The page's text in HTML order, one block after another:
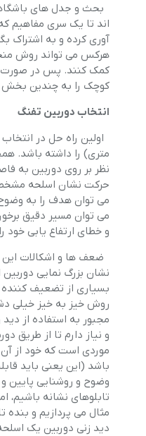
بحث و جدل های
اند تا یک سری مفاهیم
آوری کرده و به اشتراک
هرکس می تواند روش
کمک کنند. پس در صورت
کوچک را به چندین
انتخاب دوربین تفنگ
متری) را داشته باشد.
حرکت نشان اسلحه مشخص
می توان هدف را به وضوح
می توان مسیر دقیق
و خطای ارتفاع یابی
نشان بزرگ نمایی
روش خیز به خیز خیلی
مجبور به استفاده از
و نیاز دارم تا از
موردی است که خود از
باشد (این یعنی باید
وضوح و روشنایی پایین
تابلوهای نشانه باشیم،
مثال می پردازیم و
دید زنی دوربین یک